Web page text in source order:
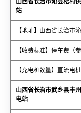
山西省长治市沁县松村
站
【地址】山西省长治市
【收费标准】停车费（
【充电桩数量】直流电
山西省长治市武乡县丰
电站